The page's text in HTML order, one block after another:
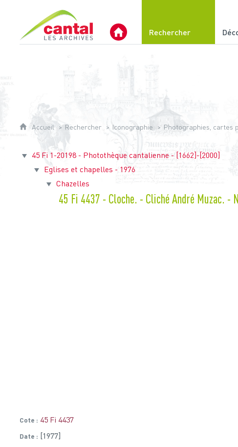
Archives Départementales du
Rechercher
Accueil Rechercher Iconographie Photographies, cartes
45 Fi 1-20198 - Photothèque cantalienne - [1662]-[2000]
Eglises et chapelles - 1976
Chazelles
45 Fi 4437 - Cloche. - Cliché André Muzac. -
Cote 45 Fi 4437
Date [1977]